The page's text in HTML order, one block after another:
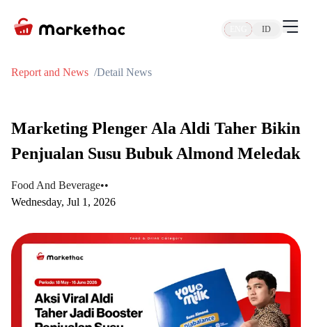
ID
Report and News Detail News
Marketing Plenger Ala Aldi Taher Bikin
Penjualan Susu Bubuk Almond Meledak
Food And Beverage••
Wednesday, Jul 1, 2026